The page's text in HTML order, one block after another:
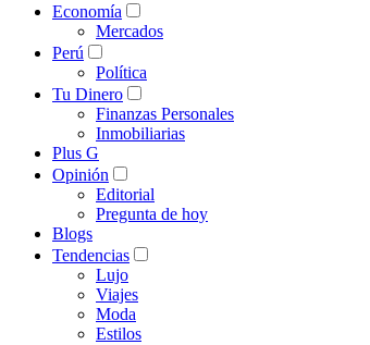
Economía
Mercados
Perú
Política
Tu Dinero
Finanzas Personales
Inmobiliarias
Plus G
Opinión
Editorial
Pregunta de hoy
Blogs
Tendencias
Lujo
Viajes
Moda
Estilos